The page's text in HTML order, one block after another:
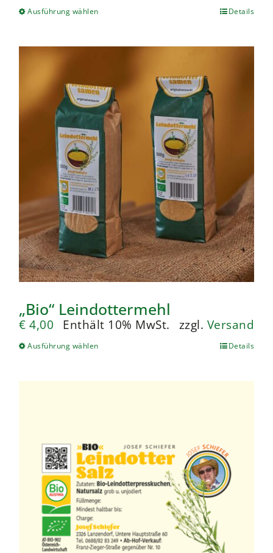
Ausführung wählen Details
„Bio“ Leindottermehl
€ 4,00 Enthält 10% MwSt. zzgl. Versand
Ausführung wählen Details